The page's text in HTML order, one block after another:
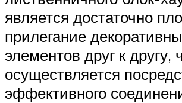
является достаточно
прилегание
элементов друг к другу,
осуществляется
эффективного